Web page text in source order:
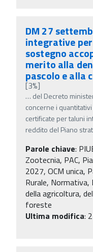
DM 27
integrative
sostegno
merito alla
pascolo e alla
[3%]
… del Decreto
concerne i
certificate per taluni
reddito del Piano
Parole chiave:
Zootecnia, PAC,
2027, OCM unica,
Rurale,
della agricoltura,
foreste
Ultima modifica: